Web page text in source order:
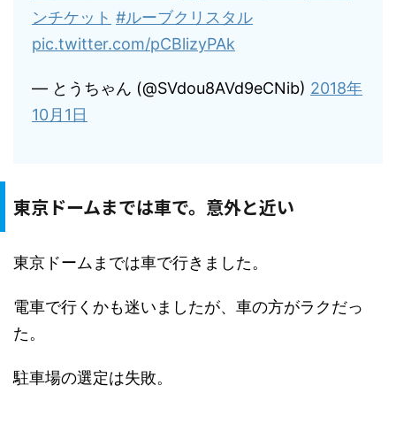
ンチケット #ルーブクリスタル
pic.twitter.com/pCBlizyPAk
— とうちゃん (@SVdou8AVd9eCNib) 2018年
10月1日
東京ドームまでは車で。意外と近い
東京ドームまでは車で行きました。
電車で行くかも迷いましたが、車の方がラクだっ
た。
駐車場の選定は失敗。